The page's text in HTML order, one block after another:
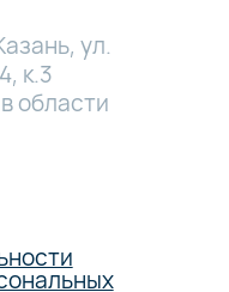
ул.
к.3
области